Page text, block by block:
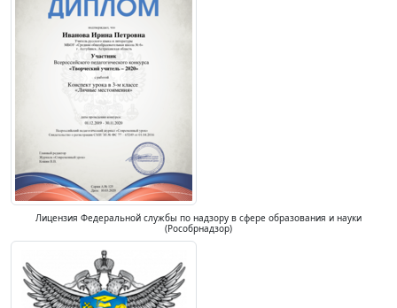
Лицензия Федеральной службы по надзору в сфере образования и науки
(Рособрнадзор)